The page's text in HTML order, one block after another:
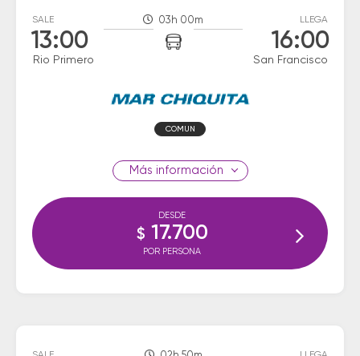
SALE
13:00
Rio Primero
03h 00m LLEGA
16:00
San Francisco
COMUN
información
DESDE
$ 17.700
POR PERSONA